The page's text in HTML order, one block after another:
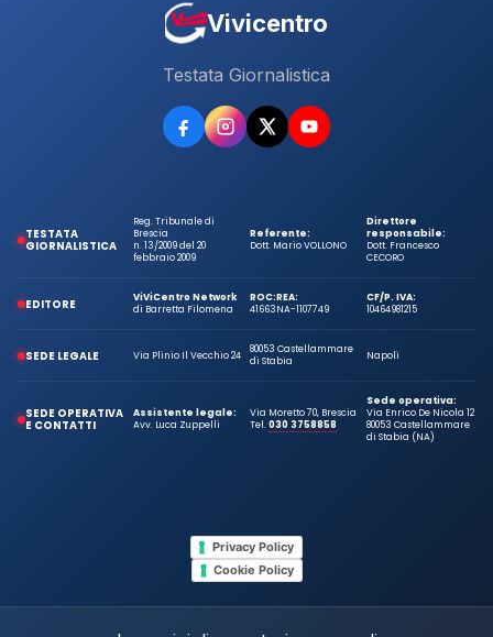
Vivicentro
Testata Giornalistica
TESTATA
GIORNALISTICA
Reg. Tribunale di
Brescia
n. 13/2009 del 20
febbraio 2009
Referente:
Dott. Mario VOLLONO
Direttore
responsabile:
Dott. Francesco
CECORO
EDITORE
ViViCentro Network
di Barretta Filomena
ROC:
41663
REA:
NA-1107749
CF/P. IVA:
10464981215
SEDE LEGALE Via Plinio Il Vecchio 24
80053 Castellammare
di Stabia
Napoli
SEDE OPERATIVA
E CONTATTI
Assistente legale:
Avv. Luca Zuppelli
Via Moretto 70, Brescia
Tel.030 3758858
Sede operativa:
Via Enrico De Nicola 12
80053 Castellammare
di Stabia (NA)
Privacy Policy
Cookie Policy